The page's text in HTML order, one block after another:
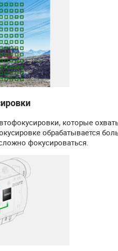
которые
обрабатывается
фокусироваться.